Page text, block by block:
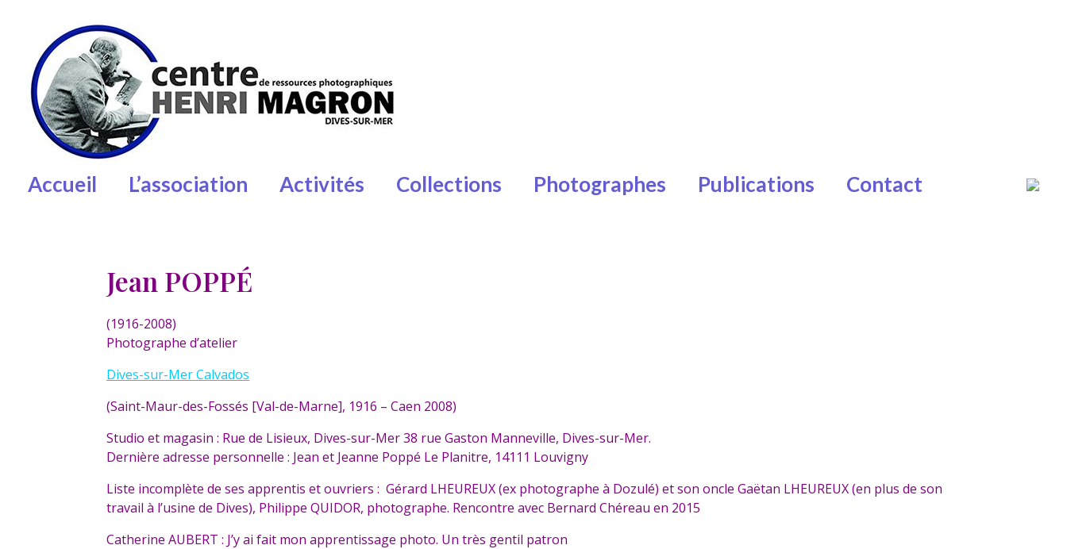
Accueil L’association Activités Collections Photographes Publications Contact
Jean POPPÉ
(1916-2008)
Photographe d’atelier
Dives-sur-Mer Calvados
(Saint-Maur-des-Fossés [Val-de-Marne], 1916 – Caen 2008)
Studio et magasin : Rue de Lisieux, Dives-sur-Mer 38 rue Gaston Manneville, Dives-sur-Mer.
Dernière adresse personnelle : Jean et Jeanne Poppé Le Planitre, 14111 Louvigny
Liste incomplète de ses apprentis et ouvriers : Gérard LHEUREUX (ex photographe à Dozulé) et son oncle Gaëtan LHEUREUX (en plus de son
travail à l’usine de Dives), Philippe QUIDOR, photographe. Rencontre avec Bernard Chéreau en 2015
Catherine AUBERT : J’y ai fait mon apprentissage photo. Un très gentil patron